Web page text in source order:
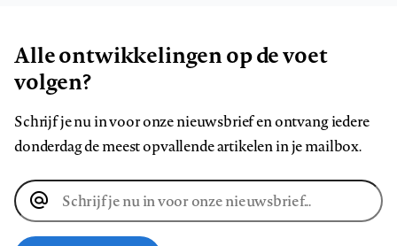
Alle ontwikkelingen op de voet
volgen?
Schrijf je nu in voor onze nieuwsbrief en ontvang iedere
donderdag de meest opvallende artikelen in je mailbox.
E-
mailadres